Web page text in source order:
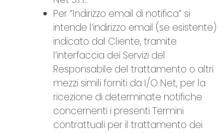
Per “Indirizzo email di notifica” si
intende l’indirizzo email (se esistente)
indicato dal Cliente, tramite
l’interfaccia dei Servizi del
Responsabile del trattamento o altri
mezzi simili forniti da I/O Net, per la
ricezione di determinate notifiche
concernenti i presenti Termini
contrattuali per il trattamento dei